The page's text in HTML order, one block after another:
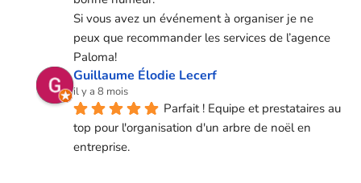
Si vous avez un événement à organiser je ne
peux que recommander les services de l’agence
Paloma!
Guillaume Élodie Lecerf
il y a 8 mois
Parfait ! Equipe et prestataires au
top pour l'organisation d'un arbre de noël en
entreprise.